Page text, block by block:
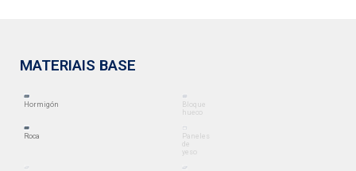
MATERIAIS BASE
Hormigón
Bloque
hueco
Roca
Paneles
de
yeso